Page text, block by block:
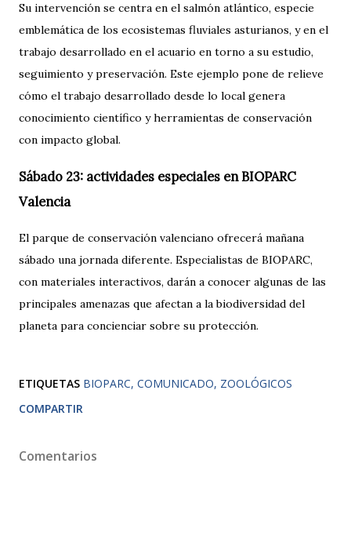
Su intervención se centra en el salmón atlántico, especie
emblemática de los ecosistemas fluviales asturianos, y en el
trabajo desarrollado en el acuario en torno a su estudio,
seguimiento y preservación. Este ejemplo pone de relieve
cómo el trabajo desarrollado desde lo local genera
conocimiento científico y herramientas de conservación
con impacto global.
Sábado 23: actividades especiales en BIOPARC
Valencia
El parque de conservación valenciano ofrecerá mañana
sábado una jornada diferente. Especialistas de BIOPARC,
con materiales interactivos, darán a conocer algunas de las
principales amenazas que afectan a la biodiversidad del
planeta para concienciar sobre su protección.
ETIQUETAS BIOPARC COMUNICADO ZOOLÓGICOS
COMPARTIR
Comentarios